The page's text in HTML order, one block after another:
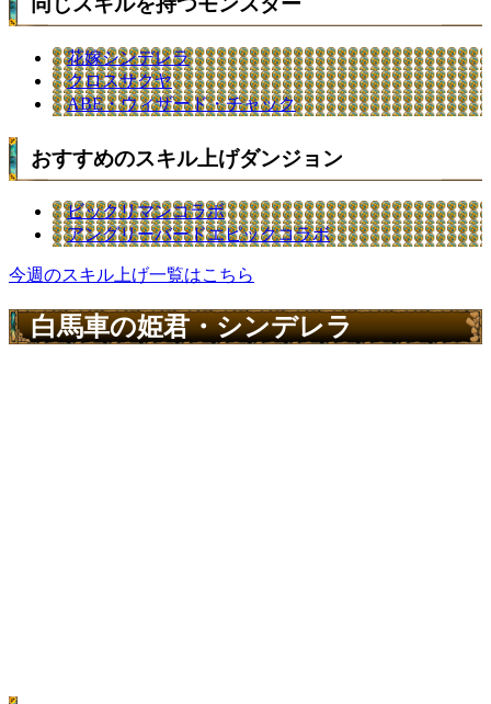
花嫁シンデレラ
クロスサクヤ
ABE・ウィザード・チャック
おすすめのスキル上げダンジョン
ビックリマンコラボ
アングリーバードエピックコラボ
今週のスキル上げ一覧はこちら
白馬車の姫君・シンデレラ